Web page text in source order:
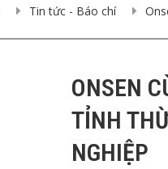
Tin tức - Báo chí
ONSEN
TỈNH
NGHIỆP